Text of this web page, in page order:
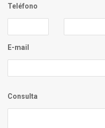
Teléfono
E-mail
Consulta